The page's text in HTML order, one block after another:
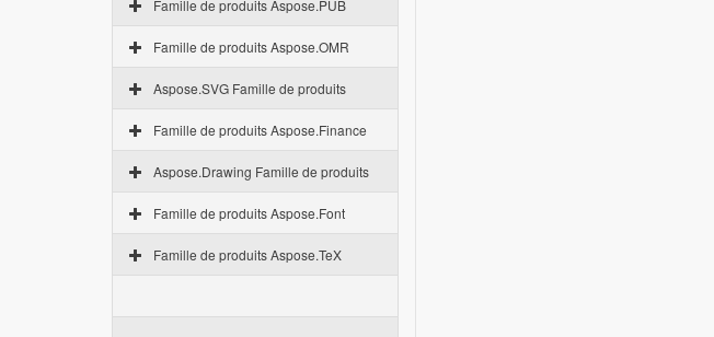
Famille de produits Aspose.PUB
Famille de produits Aspose.OMR
Aspose.SVG Famille de produits
Famille de produits Aspose.Finance
Aspose.Drawing Famille de produits
Famille de produits Aspose.Font
Famille de produits Aspose.TeX